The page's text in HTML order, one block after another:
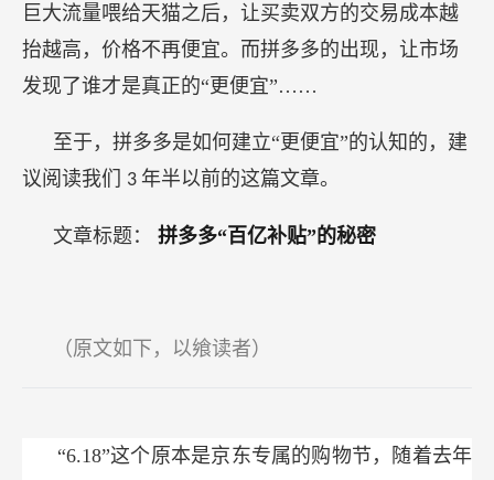
巨大流量喂给天猫之后，让买卖双方的交易成本越
抬越高，价格不再便宜。而拼多多的出现，让市场
发现了谁才是真正的“更便宜”……
至于，拼多多是如何建立“更便宜”的认知的，建
议阅读我们 3 年半以前的这篇文章。
文章标题： 拼多多“百亿补贴”的秘密
（原文如下，以飨读者）
“6.18”这个原本是京东专属的购物节，随着去年